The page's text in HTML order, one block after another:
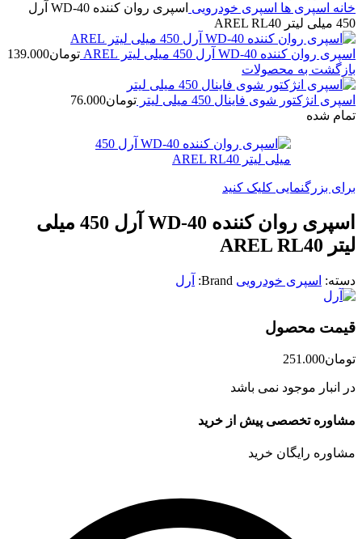
خانه اسپری ها اسپری خودرویی
اسپری روان کننده WD-40 آرل
450 میلی لیتر AREL RL40
اسپری روان کننده WD-40 آرل 450 میلی لیتر AREL تومان139.000
بازگشت به محصولات
اسپری انژکتور شوی فاینال 450 میلی لیتر تومان76.000
تمام شده
برای بزرگنمایی کلیک کنید
اسپری روان کننده WD-40 آرل 450 میلی
لیتر AREL RL40
دسته: اسپری خودرویی Brand: آرل
قیمت محصول
تومان251.000
در انبار موجود نمی باشد
مشاوره تخصصی پیش از خرید
مشاوره رایگان خرید